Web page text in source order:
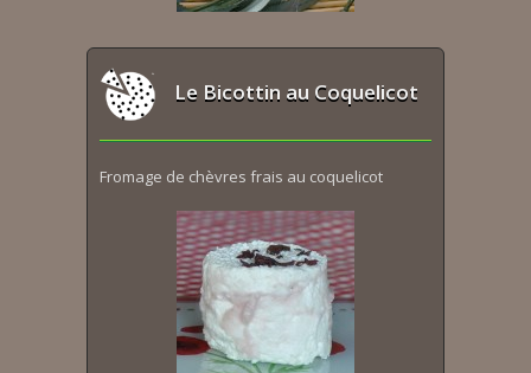
Le Bicottin au Coquelicot
Fromage de chèvres frais au coquelicot